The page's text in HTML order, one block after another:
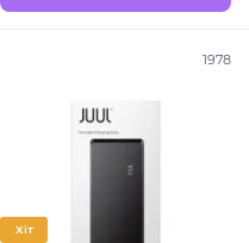
1978
Хіт